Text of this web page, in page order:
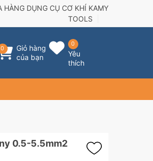
HÀNG DỤNG CỤ CƠ KHÍ KAMY
TOOLS
0
Giỏ hàng
của bạn
0
Yêu
thích
0.5-5.5mm2